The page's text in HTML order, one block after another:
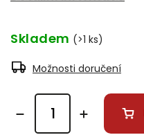
Skladem (>1 ks)
Možnosti doručení